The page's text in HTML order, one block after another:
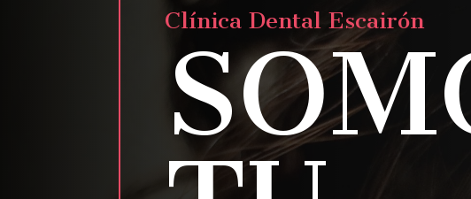
Clínica Dental Escairón